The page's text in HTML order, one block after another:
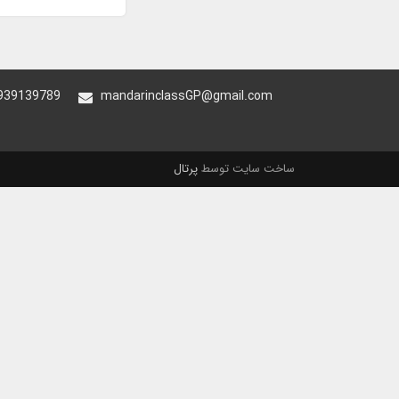
mandarinclassGP@gmail.com
ساخت سایت توسطپرتال